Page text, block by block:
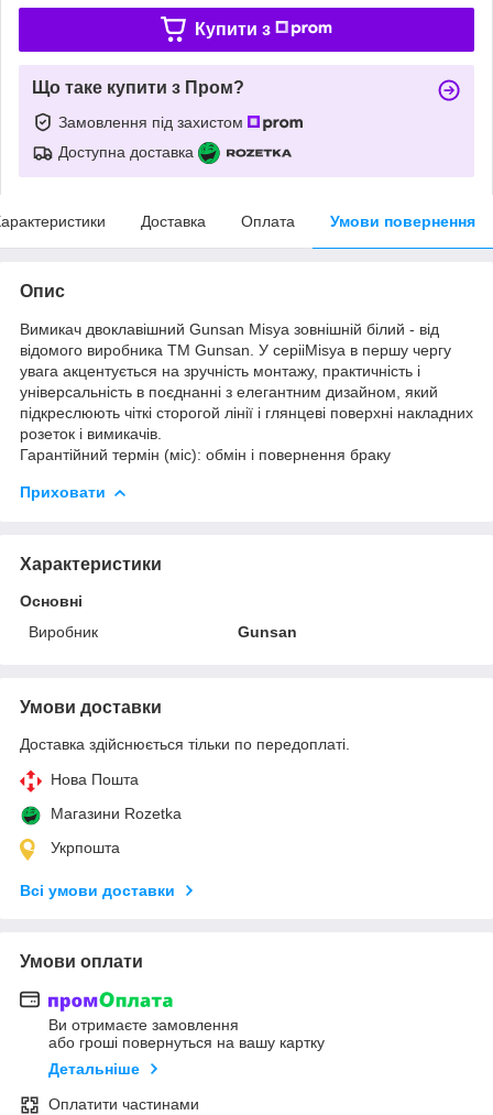
Купити з
Що таке купити з Пром?
Замовлення під захистом
Доступна доставка
Доставка Оплата Умови повернення
Опис
Вимикач двоклавішний Gunsan Misya зовнішній білий - від
відомого виробника ТМ Gunsan. У серііMisya в першу чергу
увага акцентується на зручність монтажу, практичність і
універсальність в поєднанні з елегантним дизайном, який
підкреслюють чіткі сторогой лінії і глянцеві поверхні накладних
розеток і вимикачів.
Гарантійний термін (міс): обмін і повернення браку
Приховати
Характеристики
Основні
Виробник
Gunsan
Умови доставки
Доставка здійснюється тільки по передоплаті.
Нова Пошта
Магазини Rozetka
Укрпошта
Всі умови доставки
Умови оплати
Ви отримаєте замовлення
або гроші повернуться на вашу картку
Детальніше
Оплатити частинами